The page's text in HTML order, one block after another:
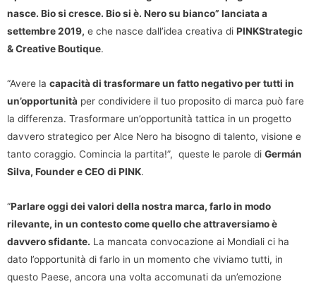
nasce. Bio si cresce. Bio si è. Nero su bianco” lanciata a
settembre 2019, e che nasce dall’idea creativa di PINKStrategic
& Creative Boutique.
“Avere la capacità di trasformare un fatto negativo per tutti in
un’opportunità per condividere il tuo proposito di marca può fare
la differenza. Trasformare un’opportunità tattica in un progetto
davvero strategico per Alce Nero ha bisogno di talento, visione e
tanto coraggio. Comincia la partita!”, queste le parole di Germán
Silva, Founder e CEO di PINK.
“Parlare oggi dei valori della nostra marca, farlo in modo
rilevante, in un contesto come quello che attraversiamo è
davvero sfidante. La mancata convocazione ai Mondiali ci ha
dato l’opportunità di farlo in un momento che viviamo tutti, in
questo Paese, ancora una volta accomunati da un’emozione